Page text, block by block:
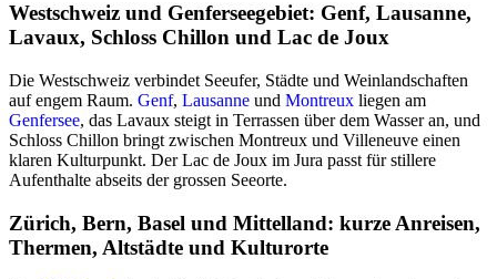
Westschweiz und Genferseegebiet: Genf, Lausanne,
Lavaux, Schloss Chillon und Lac de Joux
Die Westschweiz verbindet Seeufer, Städte und Weinlandschaften
auf engem Raum. Genf, Lausanne und Montreux liegen am
Genfersee, das Lavaux steigt in Terrassen über dem Wasser an, und
Schloss Chillon bringt zwischen Montreux und Villeneuve einen
klaren Kulturpunkt. Der Lac de Joux im Jura passt für stillere
Aufenthalte abseits der grossen Seeorte.
Zürich, Bern, Basel und Mittelland: kurze Anreisen,
Thermen, Altstädte und Kulturorte